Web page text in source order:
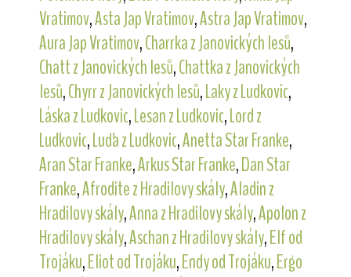
Vratimov,Asta Jap Vratimov,Astra Jap Vratimov,
Aura Jap Vratimov,Charrka z Janovických lesů,
Chatt z Janovických lesů,Chattka z Janovických
lesů,Chyrr z Janovických lesů,Laky z Ludkovic,
Láska z Ludkovic,Lesan z Ludkovic,Lord z
Ludkovic,Luďa z Ludkovic,Anetta Star Franke,
Aran Star Franke,Arkus Star Franke,Dan Star
Franke,Afrodite z Hradilovy skály,Aladin z
Hradilovy skály,Anna z Hradilovy skály,Apolon z
Hradilovy skály,Aschan z Hradilovy skály,Elf od
Trojáku,Eliot od Trojáku,Endy od Trojáku,Ergo